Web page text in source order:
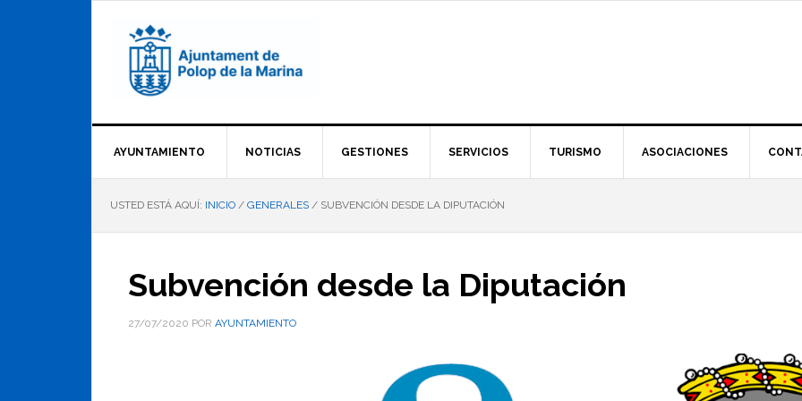
AYUNTAMIENTO NOTICIAS GESTIONES SERVICIOS TURISMO ASOCIACIONES
USTED ESTÁ AQUÍ: INICIO / GENERALES / SUBVENCIÓN DESDE LA DIPUTACIÓN
Subvención desde la Diputación
27/07/2020 POR AYUNTAMIENTO